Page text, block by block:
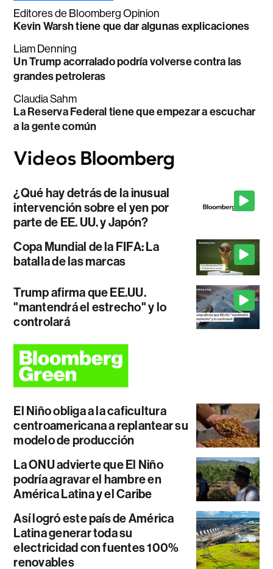
Editores de Bloomberg Opinion
Kevin Warsh tiene que dar algunas explicaciones
Liam Denning
Un Trump acorralado podría volverse contra las
grandes petroleras
Claudia Sahm
La Reserva Federal tiene que empezar a escuchar
a la gente común
¿Qué hay detrás de la inusual
intervención sobre el yen por
parte de EE. UU. y Japón?
Copa Mundial de la FIFA: La
batalla de las marcas
Trump afirma que EE.UU.
"mantendrá el estrecho" y lo
controlará
El Niño obliga a la caficultura
centroamericana a replantear su
modelo de producción
La ONU advierte que El Niño
podría agravar el hambre en
América Latina y el Caribe
Así logró este país de América
Latina generar toda su
electricidad con fuentes 100%
renovables